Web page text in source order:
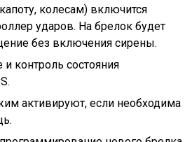
колесам) включится
ударов. На брелок будет
без включения сирены.
контроль состояния
активируют, если необходима